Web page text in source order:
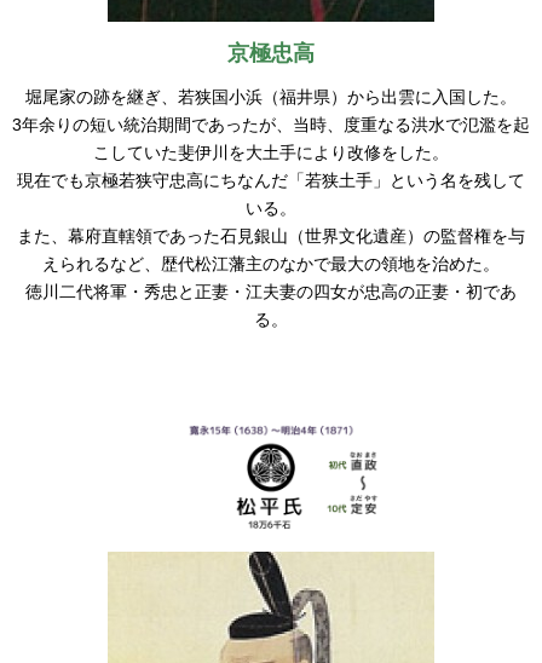
京極忠高
堀尾家の跡を継ぎ、若狭国小浜（福井県）から出雲に入国した。
3年余りの短い統治期間であったが、当時、度重なる洪水で氾濫を起
こしていた斐伊川を大土手により改修をした。
現在でも京極若狭守忠高にちなんだ「若狭土手」という名を残して
いる。
また、幕府直轄領であった石見銀山（世界文化遺産）の監督権を与
えられるなど、歴代松江藩主のなかで最大の領地を治めた。
徳川二代将軍・秀忠と正妻・江夫妻の四女が忠高の正妻・初であ
る。